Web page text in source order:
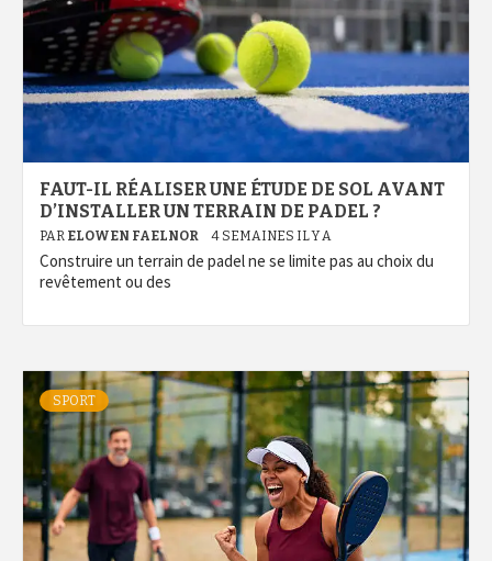
FAUT-IL RÉALISER UNE ÉTUDE DE SOL AVANT
D’INSTALLER UN TERRAIN DE PADEL ?
PAR ELOWEN FAELNOR 4 SEMAINES IL Y A
Construire un terrain de padel ne se limite pas au choix du
revêtement ou des
SPORT